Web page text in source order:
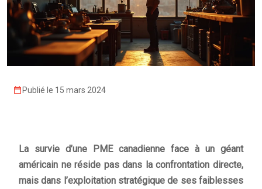
Publié le 15 mars 2024
La survie d’une PME canadienne face à un géant
américain ne réside pas dans la confrontation directe,
mais dans l’exploitation stratégique de ses faiblesses